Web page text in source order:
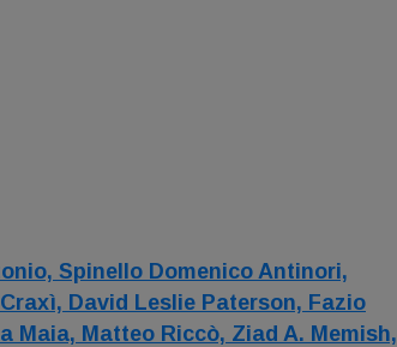
Spinello Domenico Antinori,
David Leslie Paterson, Fazio
Maia, Matteo Riccò, Ziad A. Memish,